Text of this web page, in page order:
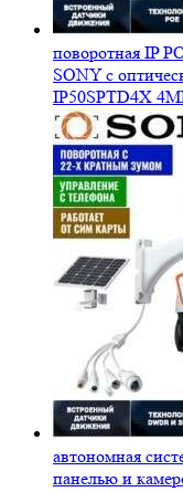
поворотная IP
SONY с
IP50SPTD4X
автономная
панелью и